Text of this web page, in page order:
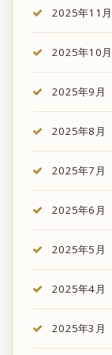
2025年11月
2025年10月
2025年9月
2025年8月
2025年7月
2025年6月
2025年5月
2025年4月
2025年3月